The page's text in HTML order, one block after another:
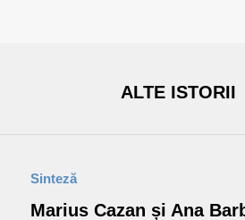
ALTE ISTORII
Sinteză
Marius Cazan și Ana